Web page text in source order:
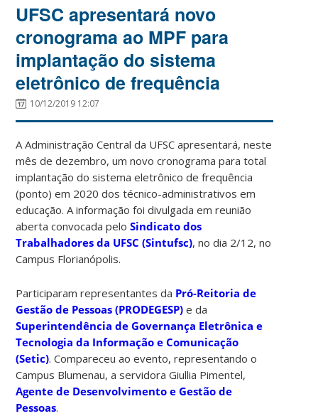
UFSC apresentará novo
cronograma ao MPF para
implantação do sistema
eletrônico de frequência
10/12/2019 12:07
A Administração Central da UFSC apresentará, neste
mês de dezembro, um novo cronograma para total
implantação do sistema eletrônico de frequência
(ponto) em 2020 dos técnico-administrativos em
educação. A informação foi divulgada em reunião
aberta convocada peloSindicato dos
Trabalhadores da UFSC (Sintufsc), no dia 2/12, no
Campus Florianópolis.
Participaram representantes da Pró-Reitoria de
Gestão de Pessoas (PRODEGESP) e da
Superintendência de Governança Eletrônica e
Tecnologia da Informação e Comunicação
(Setic). Compareceu ao evento, representando o
Campus Blumenau, a servidora Giullia Pimentel,
Agente de Desenvolvimento e Gestão de
Pessoas.